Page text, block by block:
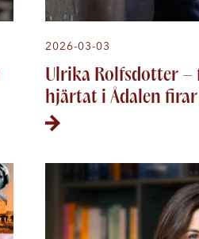
2026-03-03
Ulrika Rolfsdotter
hjärtat i Ådalen